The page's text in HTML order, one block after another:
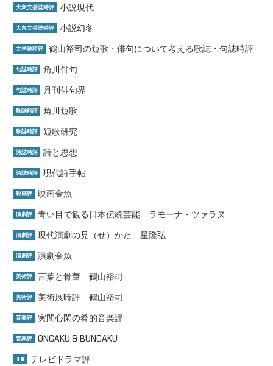
大衆文芸誌時評 小説現代
大衆文芸誌時評 小説幻冬
文学誌時評 鶴山裕司の短歌・俳句について考える歌誌・句誌時評
句誌時評 角川俳句
句誌時評 月刊俳句界
歌誌時評 角川短歌
歌誌時評 短歌研究
詩誌時評 詩と思想
詩誌時評 現代詩手帖
映画評 映画金魚
演劇評 青い目で観る日本伝統芸能 ラモーナ・ツァラヌ
演劇評 現代演劇の見（せ）かた 星隆弘
演劇評 演劇金魚
美術評 言葉と骨董 鶴山裕司
美術評 美術展時評 鶴山裕司
音楽評 寅間心閑の肴的音楽評
音楽評 ONGAKU & BUNGAKU
TV テレビドラマ評